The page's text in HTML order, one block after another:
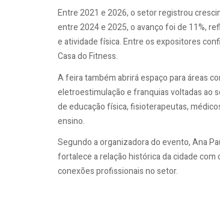
Entre 2021 e 2026, o setor registrou
entre 2024 e 2025, o avanço foi de 11%,
e atividade física. Entre os expositores
Casa do Fitness.
A feira também abrirá espaço para áreas
eletroestimulação e franquias voltadas ao
de educação física, fisioterapeutas,
ensino.
Segundo a organizadora do evento, Ana
fortalece a relação histórica da cidade
conexões profissionais no setor.